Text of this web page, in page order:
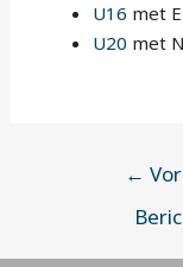
U16 met
U20 met
←